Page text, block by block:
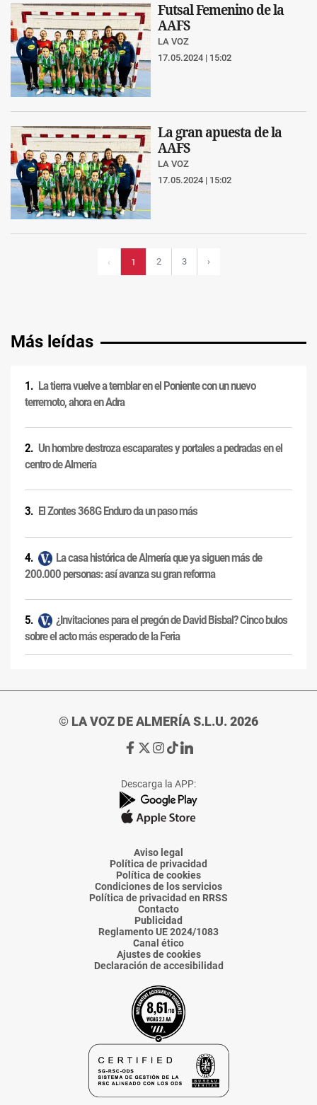
Futsal Femenino de la
AAFS
LA VOZ
17.05.2024 | 15:02
La gran apuesta de la
AAFS
LA VOZ
17.05.2024 | 15:02
‹ 1 2 3 ›
Más leídas
La tierra vuelve a temblar en el Poniente con un nuevo
terremoto, ahora en Adra
Un hombre destroza escaparates y portales a pedradas en el
centro de Almería
El Zontes 368G Enduro da un paso más
La casa histórica de Almería que ya siguen más de
200.000 personas: así avanza su gran reforma
¿Invitaciones para el pregón de David Bisbal? Cinco bulos
sobre el acto más esperado de la Feria
© LA VOZ DE ALMERÍA S.L.U. 2026
Ir
de
La
Voz
Almería
Ir
de
La
Voz
Almería
Ir
de
La
Voz
Almería
Ir
de
La
Voz
Almería
Ir
de
La
Voz
Descarga la APP:
Aviso legal
Política de privacidad
Política de cookies
Condiciones de los servicios
Política de privacidad en RRSS
Contacto
Publicidad
Reglamento UE 2024/1083
Canal ético
Ajustes de cookies
Declaración de accesibilidad